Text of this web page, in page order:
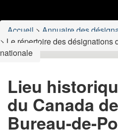
Vous
êtes
ici
Accueil > Annuaire des
> Le répertoire des désignations
nationale
Lieu
du Canada
Bureau-de-